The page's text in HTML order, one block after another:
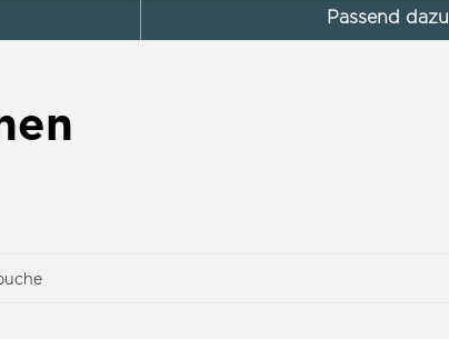
Passend dazu